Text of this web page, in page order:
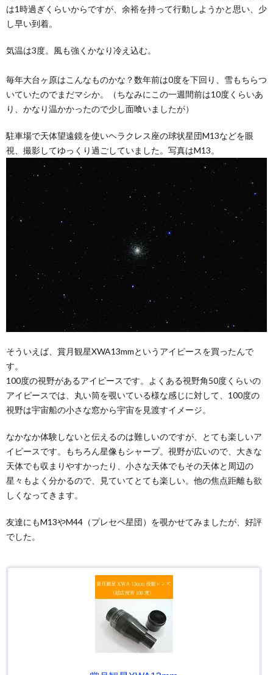
は1時過ぎくらいからですが、余裕を持って行動しようかと思い、少
し早い到着。
気温は3度。風も強くかなり冷え込む。
毎年大台ヶ原はこんなものかな？数年前は0度を下回り、雪もちらつ
いていたのでまだマシか。（ちなみにこの一週間前は10度くらいあ
り、かなり温かかったので少し面喰いましたが）
駐車場で天体望遠鏡を使いヘラクレス座の球状星団M13などを眼
視、撮影してゆっくり過ごしていました。写真はM13。
そういえば、賞月観星XWA13mmというアイピースを買ったんで
す。
100度の視野があるアイピースです。よくある視野角50度くらいの
アイピースでは、丸い筒を覗いている様な感じに対して、100度の
視野は宇宙船の小さな窓から宇宙を見渡すイメージ。
なかなか体験しないと伝えるのは難しいのですが、とても楽しいア
イピースです。もちろん星像もシャープ。視野が広いので、大きな
天体でも収まりやすかったり、小さな天体でもその天体と周辺の
星々もよく分かるので、見ていてとても楽しい。他の焦点距離も欲
しくなってきます。
友達にもM13やM44（プレセペ星団）を覗かせてみましたが、好評
でした。